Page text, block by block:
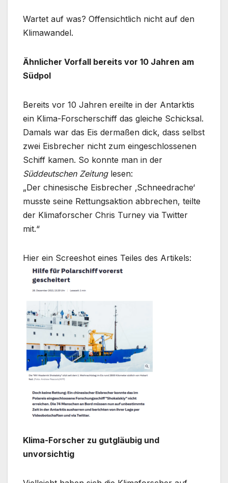
Wartet auf was? Offensichtlich nicht auf den
Klimawandel.
Ähnlicher Vorfall bereits vor 10 Jahren am
Südpol
Bereits vor 10 Jahren ereilte in der Antarktis
ein Klima-Forscherschiff das gleiche Schicksal.
Damals war das Eis dermaßen dick, dass selbst
zwei Eisbrecher nicht zum eingeschlossenen
Schiff kamen. So konnte man in der
Süddeutschen Zeitunglesen:
„Der chinesische Eisbrecher ‚Schneedrache‘
musste seine Rettungsaktion abbrechen, teilte
der Klimaforscher Chris Turney via Twitter
mit.“
Hier ein Screeshot eines Teiles des Artikels:
Klima-Forscher zu gutgläubig und
unvorsichtig